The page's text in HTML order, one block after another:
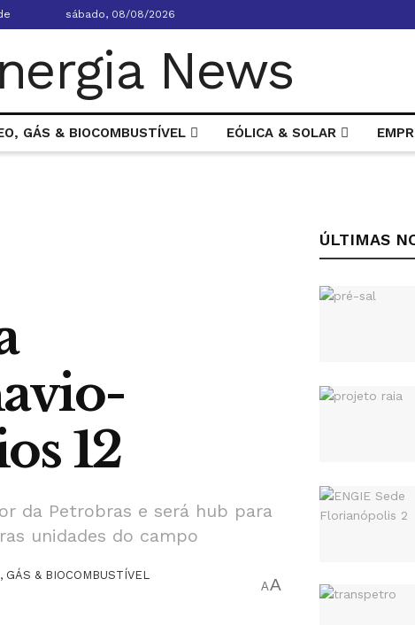
sábado, 08/08/2026
GÁS & BIOCOMBUSTÍVEL EÓLICA & SOLAR
12
da Petrobras e será hub para
unidades do campo
GÁS & BIOCOMBUSTÍVEL
AA
ÚLTIMAS